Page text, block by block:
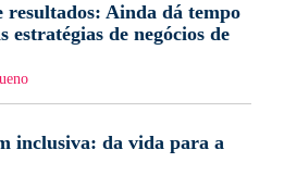
resultados: Ainda dá tempo
estratégias de negócios de
inclusiva: da vida para a